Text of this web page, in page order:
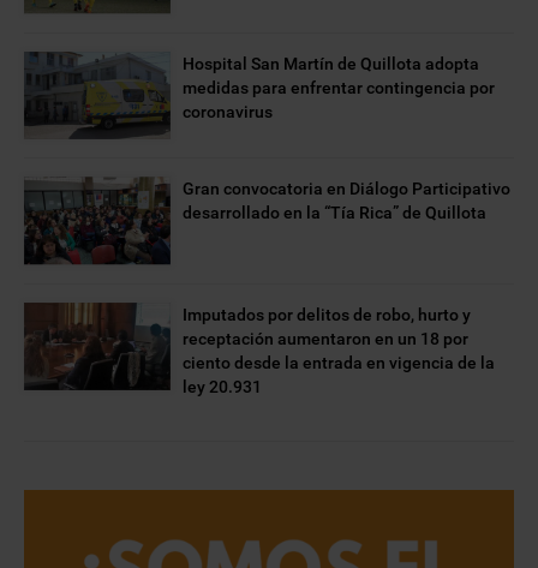
Hospital San Martín de Quillota adopta
medidas para enfrentar contingencia por
coronavirus
Gran convocatoria en Diálogo Participativo
desarrollado en la “Tía Rica” de Quillota
Imputados por delitos de robo, hurto y
receptación aumentaron en un 18 por
ciento desde la entrada en vigencia de la
ley 20.931